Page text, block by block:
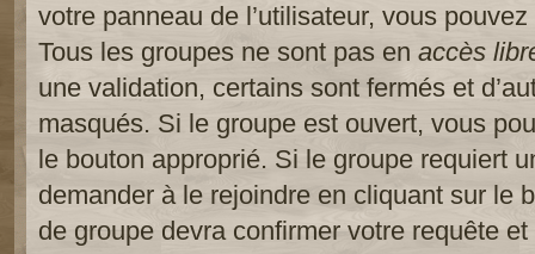
votre panneau de l’utilisateur, vous
Tous les groupes ne sont pas en accès
une validation, certains sont fermés et
masqués. Si le groupe est ouvert, vous
le bouton approprié. Si le groupe requiert
demander à le rejoindre en cliquant sur le
de groupe devra confirmer votre requête